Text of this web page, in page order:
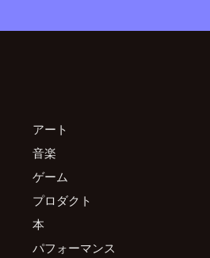
アート
音楽
ゲーム
プロダクト
本
パフォーマンス